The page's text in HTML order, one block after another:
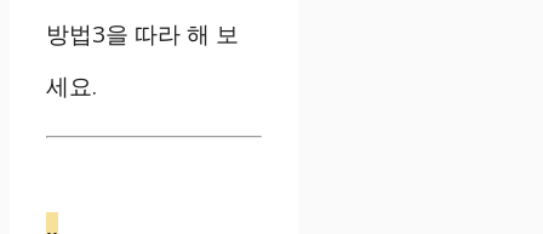
방법3을 따라 해 보
세요.